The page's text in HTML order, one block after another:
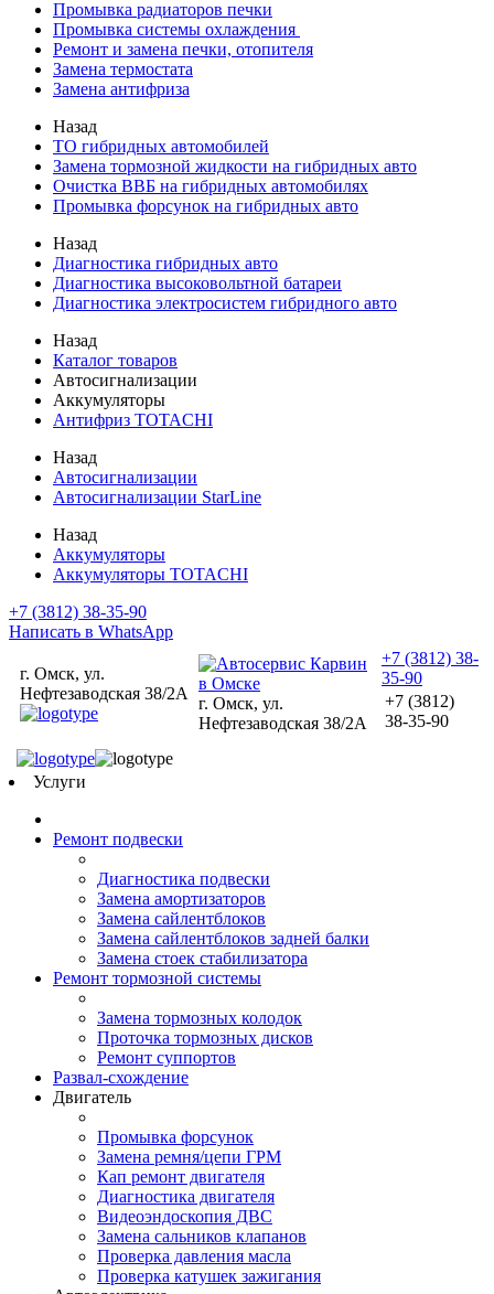
Промывка радиаторов печки
Промывка системы охлаждения
Ремонт и замена печки, отопителя
Замена термостата
Замена антифриза
Назад
ТО гибридных автомобилей
Замена тормозной жидкости на гибридных авто
Очистка ВВБ на гибридных автомобилях
Промывка форсунок на гибридных авто
Назад
Диагностика гибридных авто
Диагностика высоковольтной батареи
Диагностика электросистем гибридного авто
Назад
Каталог товаров
Автосигнализации
Аккумуляторы
Антифриз TOTACHI
Назад
Автосигнализации
Автосигнализации StarLine
Назад
Аккумуляторы
Аккумуляторы TOTACHI
+7 (3812) 38-35-90
Написать в WhatsApp
г. Омск, ул.
Нефтезаводская 38/2А
г. Омск, ул.
Нефтезаводская 38/2А
+7 (3812) 38-
35-90
+7 (3812)
38-35-90
Услуги
Ремонт подвески
Диагностика подвески
Замена амортизаторов
Замена сайлентблоков
Замена сайлентблоков задней балки
Замена стоек стабилизатора
Ремонт тормозной системы
Замена тормозных колодок
Проточка тормозных дисков
Ремонт суппортов
Развал-схождение
Двигатель
Промывка форсунок
Замена ремня/цепи ГРМ
Кап ремонт двигателя
Диагностика двигателя
Видеоэндоскопия ДВС
Замена сальников клапанов
Проверка давления масла
Проверка катушек зажигания